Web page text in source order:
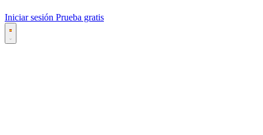
Iniciar sesión Prueba gratis